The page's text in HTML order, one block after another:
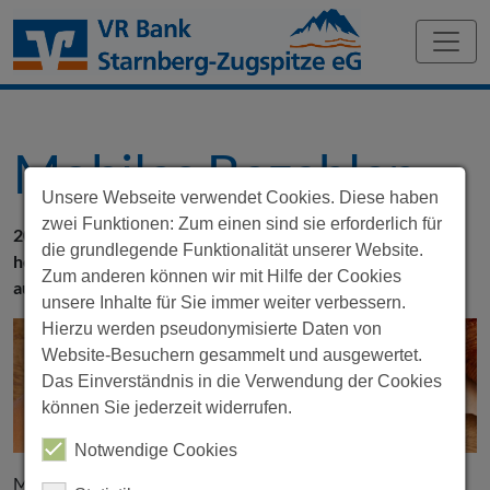
Mobiles Bezahlen
2011 wird Google Wallet eingeführt – das schließlich zum
heutigen Google Pay wurde. Ab 2018 kam in Deutschland
auch noch Apple Pay hinzu.
Mobiles Bezahlen macht das Smartphone überall dort zum
Unsere Webseite verwendet Cookies. Diese haben
zwei Funktionen: Zum einen sind sie erforderlich für
die grundlegende Funktionalität unserer Website.
Zum anderen können wir mit Hilfe der Cookies
unsere Inhalte für Sie immer weiter verbessern.
Hierzu werden pseudonymisierte Daten von
Website-Besuchern gesammelt und ausgewertet.
Das Einverständnis in die Verwendung der Cookies
können Sie jederzeit widerrufen.
Notwendige Cookies